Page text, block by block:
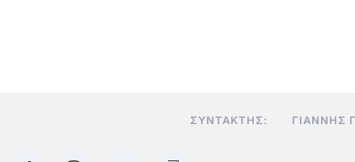
ΣΥΝΤΆΚΤΗΣ: ΓΙΆΝΝΗΣ